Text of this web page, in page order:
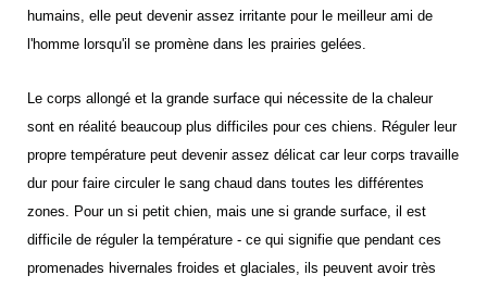
humains, elle peut devenir assez irritante pour le meilleur ami de
l'homme lorsqu'il se promène dans les prairies gelées.
Le corps allongé et la grande surface qui nécessite de la chaleur
sont en réalité beaucoup plus difficiles pour ces chiens. Réguler leur
propre température peut devenir assez délicat car leur corps travaille
dur pour faire circuler le sang chaud dans toutes les différentes
zones. Pour un si petit chien, mais une si grande surface, il est
difficile de réguler la température - ce qui signifie que pendant ces
promenades hivernales froides et glaciales, ils peuvent avoir très